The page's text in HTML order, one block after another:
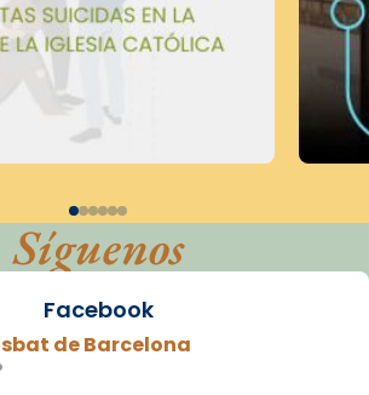
Síguenos
Facebook
de Barcelona